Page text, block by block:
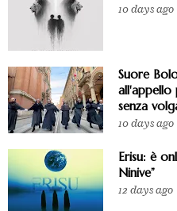
10 days ago
Suore
all'appello
senza
10 days ago
Erisu: è
Ninive”
12 days ago